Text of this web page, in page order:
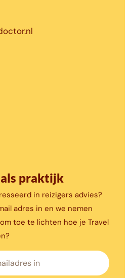
praktijk
in reizigers advies?
adres in en we nemen
toe te lichten hoe je Travel